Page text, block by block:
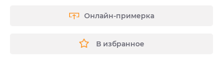
Онлайн-примерка
В избранное